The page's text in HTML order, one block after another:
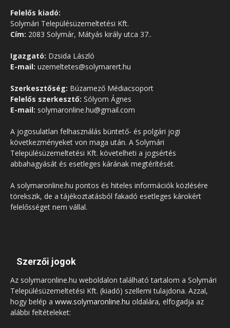
Felelős kiadó:
Solymári Településüzemeltetési Kft.
Cím: 2083 Solymár, Mátyás király utca 37..
Igazgató: Dzsida László
E-mail: uzemeltetes@solymarert.hu
Szerkesztőség: Búzamező Médiacsoport
Felelős szerkesztő: Sólyom Ágnes
E-mail: solymaronline.hu@gmail.com
A jogosulatlan felhasználás büntető- és polgári jogi
következményeket von maga után. A Solymári
Településüzemeltetési Kft. követelheti a jogsértés
abbahagyását és esetleges kárának megtérítését.
A solymaronline.hu pontos és hiteles információk közlésére
törekszik, de a tájékoztatásból fakadó esetleges károkért
felelősséget nem vállal.
Szerzői jogok
Az solymaronline.hu weboldalon található tartalom a Solymári
Településüzemeltetési Kft. (kiadó) szellemi tulajdona. Azzal,
hogy belép a www.solymaronline.hu oldalára, elfogadja az
alábbi feltételeket: